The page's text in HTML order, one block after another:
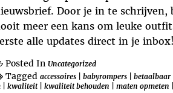
Door je in te schrijven,
meer een kans om leuke
alle updates direct in je inbox!
Posted In Uncategorized
Tagged accessoires babyrompers betaalbaar
kwaliteit| kwaliteit behouden maten opmeten